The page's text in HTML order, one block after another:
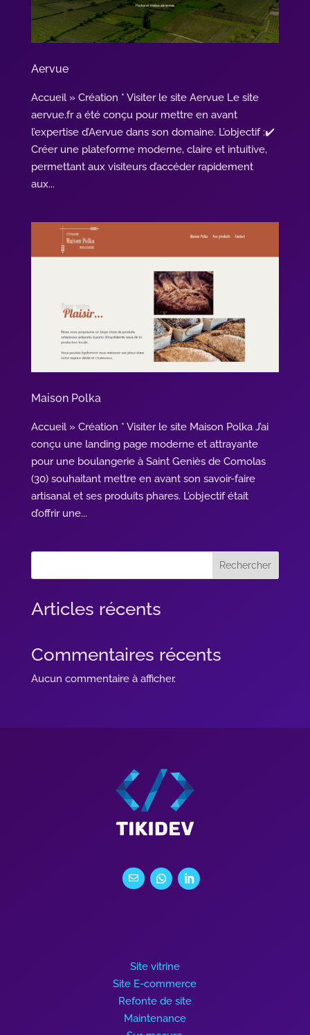
Aervue
Accueil » Création * Visiter le site Aervue Le site
aervue.fr a été conçu pour mettre en avant
l’expertise d’Aervue dans son domaine. L’objectif :✔️
Créer une plateforme moderne, claire et intuitive,
permettant aux visiteurs d’accéder rapidement
aux...
Maison Polka
Accueil » Création * Visiter le site Maison Polka J’ai
conçu une landing page moderne et attrayante
pour une boulangerie à Saint Geniès de Comolas
(30) souhaitant mettre en avant son savoir-faire
artisanal et ses produits phares. L’objectif était
d’offrir une...
Rechercher
Articles récents
Commentaires récents
Aucun commentaire à afficher.
Site vitrine
Site E-commerce
Refonte de site
Maintenance